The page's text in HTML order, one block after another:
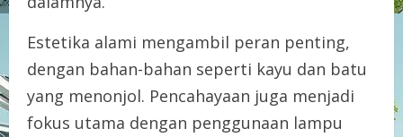
Estetika alami mengambil peran penting,
dengan bahan-bahan seperti kayu dan batu
yang menonjol. Pencahayaan juga menjadi
fokus utama dengan penggunaan lampu